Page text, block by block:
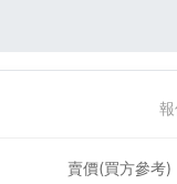
賣價(買方參考)